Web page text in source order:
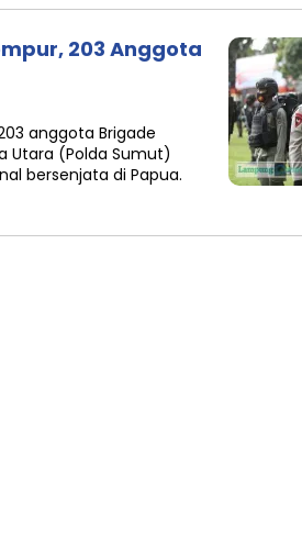
203 Anggota
anggota Brigade
Utara (Polda Sumut)
bersenjata di Papua.